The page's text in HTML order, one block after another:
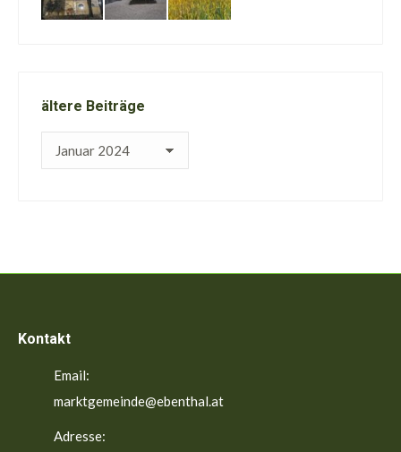
ältere Beiträge
ältere
Kontakt
Email:
marktgemeinde@ebenthal.at
Adresse: